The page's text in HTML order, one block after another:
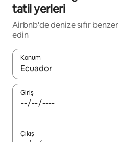
tatil yerleri
Airbnb'de denize sıfır
edin
Konum
Sonuçlar kullanılabilir
Giriş
Çıkış